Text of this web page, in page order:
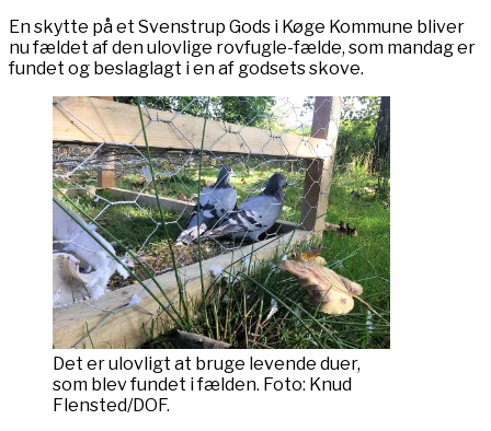
En skytte på et Svenstrup Gods i Køge Kommune bliver
nu fældet af den ulovlige rovfugle-fælde, som mandag er
fundet og beslaglagt i en af godsets skove.
Det er ulovligt at bruge levende duer,
som blev fundet i fælden. Foto: Knud
Flensted/DOF.